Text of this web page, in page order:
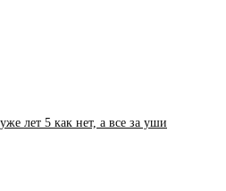
лет 5 как нет, а все за уши